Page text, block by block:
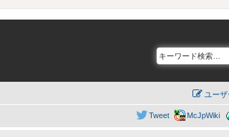
ユー
McJpWiki
Tweet